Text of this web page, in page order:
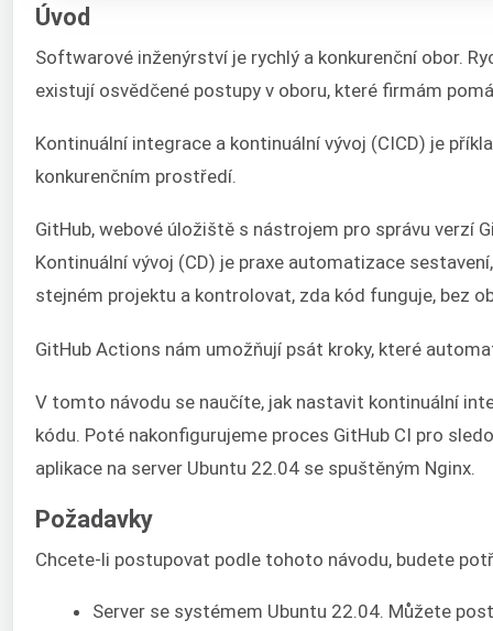
Úvod
Softwarové inženýrství je rychlý a konkurenční obor.
existují osvědčené postupy v oboru, které firmám
Kontinuální integrace a kontinuální vývoj (CICD) je
konkurenčním prostředí.
GitHub, webové úložiště s nástrojem pro správu verzí
Kontinuální vývoj (CD) je praxe automatizace
stejném projektu a kontrolovat, zda kód funguje, bez
GitHub Actions nám umožňují psát kroky, které
V tomto návodu se naučíte, jak nastavit kontinuální
kódu. Poté nakonfigurujeme proces GitHub CI pro
aplikace na server Ubuntu 22.04 se spuštěným Nginx.
Požadavky
Chcete-li postupovat podle tohoto návodu, budete
Server se systémem Ubuntu 22.04. Můžete